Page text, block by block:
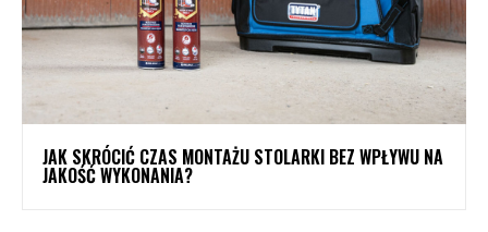
JAK SKRÓCIĆ CZAS MONTAŻU STOLARKI BEZ WPŁYWU NA
JAKOŚĆ WYKONANIA?